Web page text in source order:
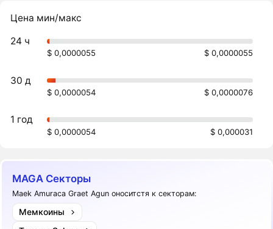
Цена мин/макс
24 ч
$ 0,0000055 $ 0,0000055
30 д
$ 0,0000054 $ 0,0000076
1 год
$ 0,0000054 $ 0,000031
MAGA Секторы
Maek Amuraca Graet Agun оноситстя к секторам:
Мемкоины